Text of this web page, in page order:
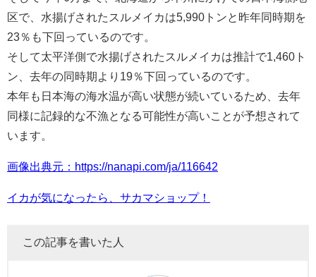
区で、水揚げされたスルメイカは5,990トンと昨年同時期を
23％も下回っているのです。
そして太平洋側で水揚げされたスルメイカは推計で1,460ト
ン、去年の同時期より19％下回っているのです。
本年も日本海の海水温が高い状態が続いているため、去年
同様に記録的な不漁となる可能性が高いことが予想されて
います。
画像出典元：https://nanapi.com/ja/116642
イカが気になったら、サカマショップ！
この記事を書いた人